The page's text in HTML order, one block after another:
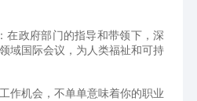
在政府部门的指导和带领下，深
域国际会议，为人类福祉和可持
作机会，不单单意味着你的职业